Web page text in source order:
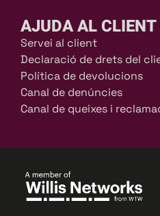
AJUDA AL CLIENT
Servei al client
Declaració de drets del
Política de devolucions
Canal de denúncies
Canal de queixes i